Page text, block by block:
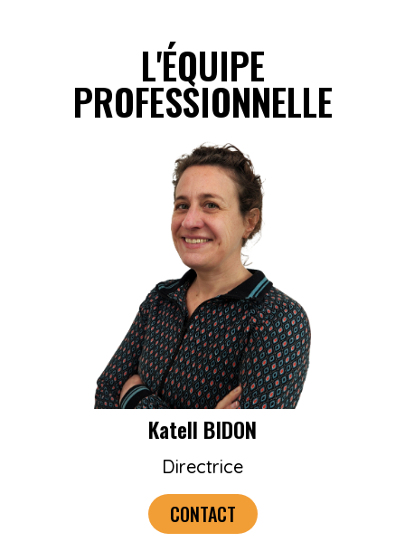
L'ÉQUIPE
PROFESSIONNELLE
Katell BIDON
Directrice
CONTACT